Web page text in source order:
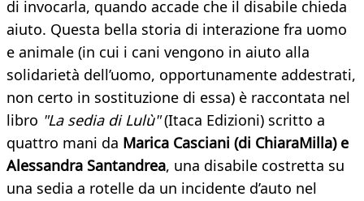
di invocarla, quando accade che il disabile chieda
aiuto. Questa bella storia di interazione fra uomo
e animale (in cui i cani vengono in aiuto alla
solidarietà dell’uomo, opportunamente addestrati,
non certo in sostituzione di essa) è raccontata nel
libro "La sedia di Lulù"(Itaca Edizioni) scritto a
quattro mani da Marica Casciani (di ChiaraMilla) e
Alessandra Santandrea, una disabile costretta su
una sedia a rotelle da un incidente d’auto nel